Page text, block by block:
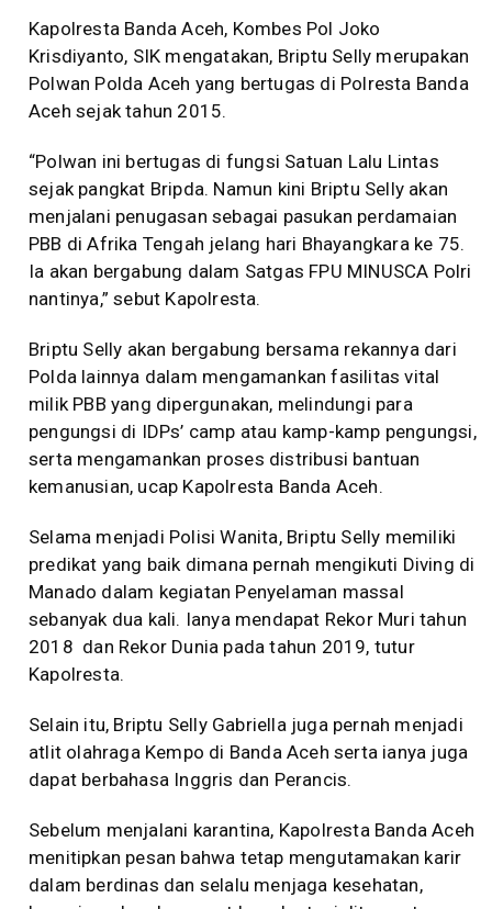
Kapolresta Banda Aceh, Kombes Pol Joko
Krisdiyanto, SIK mengatakan, Briptu Selly merupakan
Polwan Polda Aceh yang bertugas di Polresta Banda
Aceh sejak tahun 2015.
“Polwan ini bertugas di fungsi Satuan Lalu Lintas
sejak pangkat Bripda. Namun kini Briptu Selly akan
menjalani penugasan sebagai pasukan perdamaian
PBB di Afrika Tengah jelang hari Bhayangkara ke 75.
Ia akan bergabung dalam Satgas FPU MINUSCA Polri
nantinya,” sebut Kapolresta.
Briptu Selly akan bergabung bersama rekannya dari
Polda lainnya dalam mengamankan fasilitas vital
milik PBB yang dipergunakan, melindungi para
pengungsi di IDPs’ camp atau kamp-kamp pengungsi,
serta mengamankan proses distribusi bantuan
kemanusian, ucap Kapolresta Banda Aceh.
Selama menjadi Polisi Wanita, Briptu Selly memiliki
predikat yang baik dimana pernah mengikuti Diving di
Manado dalam kegiatan Penyelaman massal
sebanyak dua kali. Ianya mendapat Rekor Muri tahun
2018 dan Rekor Dunia pada tahun 2019, tutur
Kapolresta.
Selain itu, Briptu Selly Gabriella juga pernah menjadi
atlit olahraga Kempo di Banda Aceh serta ianya juga
dapat berbahasa Inggris dan Perancis.
Sebelum menjalani karantina, Kapolresta Banda Aceh
menitipkan pesan bahwa tetap mengutamakan karir
dalam berdinas dan selalu menjaga kesehatan,